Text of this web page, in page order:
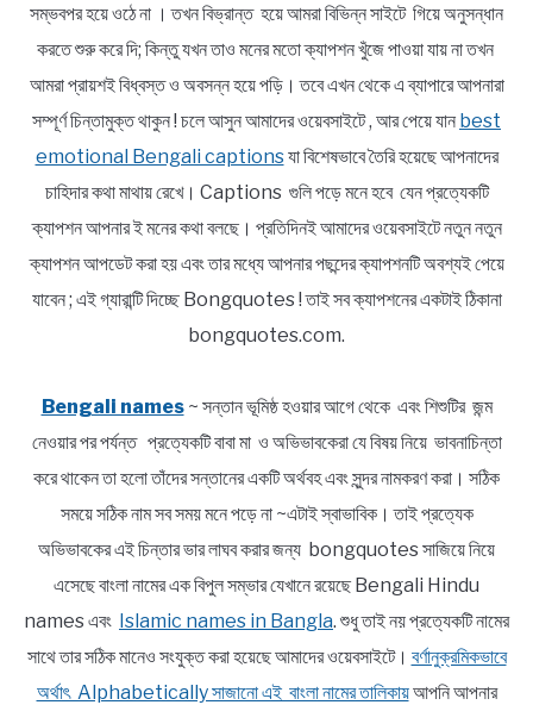
সম্ভবপর হয়ে ওঠে না । তখন বিভ্রান্ত হয়ে আমরা বিভিন্ন সাইটে গিয়ে অনুসন্ধান
করতে শুরু করে দি; কিন্তু যখন তাও মনের মতো ক্যাপশন খুঁজে পাওয়া যায় না তখন
আমরা প্রায়শই বিধ্বস্ত ও অবসন্ন হয়ে পড়ি। তবে এখন থেকে এ ব্যাপারে আপনারা
সম্পূর্ণ চিন্তামুক্ত থাকুন ! চলে আসুন আমাদের ওয়েবসাইটে , আর পেয়ে যান best
emotional Bengali captionsযা বিশেষভাবে তৈরি হয়েছে আপনাদের
চাহিদার কথা মাথায় রেখে। Captions গুলি পড়ে মনে হবে যেন প্রত্যেকটি
ক্যাপশন আপনার ই মনের কথা বলছে। প্রতিদিনই আমাদের ওয়েবসাইটে নতুন নতুন
ক্যাপশন আপডেট করা হয় এবং তার মধ্যে আপনার পছন্দের ক্যাপশনটি অবশ্যই পেয়ে
যাবেন ; এই গ্যারান্টি দিচ্ছে Bongquotes ! তাই সব ক্যাপশনের একটাই ঠিকানা
bongquotes.com.
Bengali names~ সন্তান ভূমিষ্ঠ হওয়ার আগে থেকে এবং শিশুটির জন্ম
নেওয়ার পর পর্যন্ত প্রত্যেকটি বাবা মা ও অভিভাবকেরা যে বিষয় নিয়ে ভাবনাচিন্তা
করে থাকেন তা হলো তাঁদের সন্তানের একটি অর্থবহ এবং সুন্দর নামকরণ করা। সঠিক
সময়ে সঠিক নাম সব সময় মনে পড়ে না ~এটাই স্বাভাবিক। তাই প্রত্যেক
অভিভাবকের এই চিন্তার ভার লাঘব করার জন্য bongquotes সাজিয়ে নিয়ে
এসেছে বাংলা নামের এক বিপুল সম্ভার যেখানে রয়েছে Bengali Hindu
names এবং Islamic names in Bangla. শুধু তাই নয় প্রত্যেকটি নামের
সাথে তার সঠিক মানেও সংযুক্ত করা হয়েছে আমাদের ওয়েবসাইটে। বর্ণানুক্রমিকভাবে
অর্থাৎ Alphabetically সাজানো এই বাংলা নামের তালিকায়আপনি আপনার